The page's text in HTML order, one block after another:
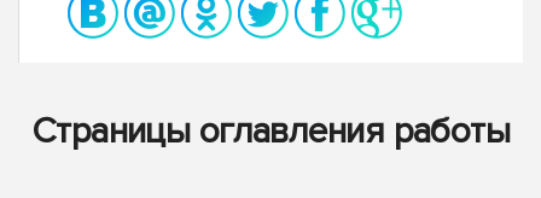
Страницы оглавления работы